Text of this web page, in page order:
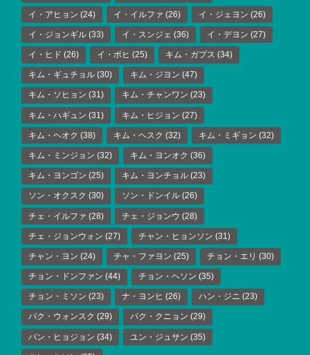
イ・アヒョン (24) イ・イルファ (26) イ・ジェヨン (26)
イ・ジョンギル (33) イ・スンジェ (36) イ・デヨン (27)
イ・ヒド (26) イ・ボヒ (25) キム・ガプス (34)
キム・ギュチョル (30) キム・ジヨン (47)
キム・ソヒョン (31) キム・チャンワン (23)
キム・ハギュン (31) キム・ヒジョン (27)
キム・ヘオク (38) キム・ヘスク (32) キム・ミギョン (32)
キム・ミンジョン (32) キム・ヨンオク (36)
キム・ヨンゴン (25) キム・ヨンチョル (23)
ソン・オクスク (30) ソン・ドンイル (26)
チェ・イルファ (28) チェ・ジョンウ (28)
チェ・ジョンウォン (27) チャン・ヒョンソン (31)
チャン・ヨン (24) チャ・ファヨン (25) チョン・エリ (30)
チョン・ドンファン (44) チョン・ヘソン (35)
チョン・ミソン (23) ナ・ヨンヒ (26) ハン・ジニ (23)
パク・ウォンスク (29) パク・クニョン (29)
パン・ヒョジョン (34) ユン・ジュサン (35)